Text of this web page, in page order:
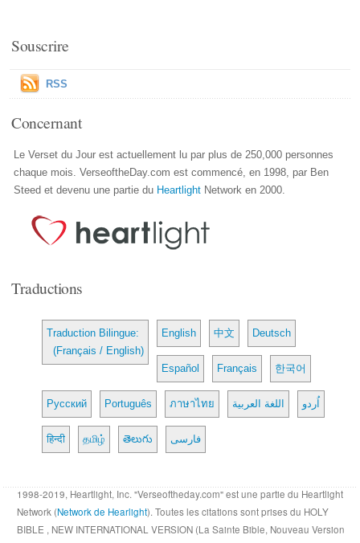
Souscrire
RSS
Concernant
Le Verset du Jour est actuellement lu par plus de 250,000 personnes
chaque mois. VerseoftheDay.com est commencé, en 1998, par Ben
Steed et devenu une partie du Heartlight Network en 2000.
Traductions
Traduction Bilingue:
(Français / English)
English 中文 Deutsch
Español Français 한국어
Русский Português ภาษาไทย اللغة العربية اُردو
हिन्दी தமிழ் తెలుగు فارسی
1998-2019, Heartlight, Inc. "Verseoftheday.com" est une partie du Heartlight
Network (Network de Hearlight). Toutes les citations sont prises du HOLY
BIBLE , NEW INTERNATIONAL VERSION (La Sainte Bible, Nouveau Version